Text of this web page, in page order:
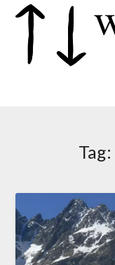
Tag: